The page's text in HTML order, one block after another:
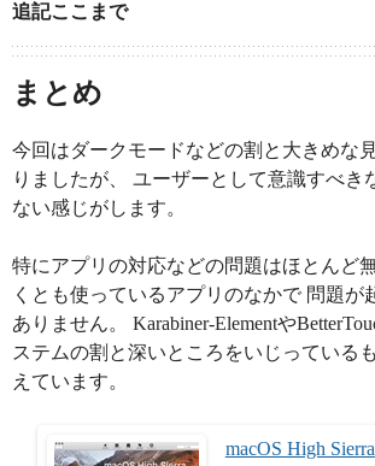
追記ここまで
まとめ
今回はダークモードなどの割と大きめな
りましたが、 ユーザーとして意識すべき
ない感じがします。
特にアプリの対応などの問題はほとんど
くとも使っているアプリのなかで 問題が
ありません。 Karabiner-Elementや
ステムの割と深いところをいじっている
えています。
macOS High